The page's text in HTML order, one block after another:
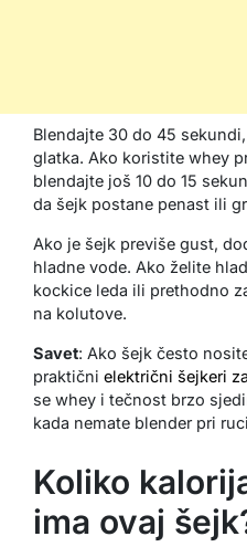
Blendajte 30 do 45
glatka. Ako koristite whey
blendajte još 10 do 15
da šejk postane penast ili
Ako je šejk previše gust,
hladne vode. Ako želite
kockice leda ili prethodno
na kolutove.
Savet: Ako šejk često
praktični električni šejkeri
se whey i tečnost brzo
kada nemate blender pri
Koliko
ima ovaj